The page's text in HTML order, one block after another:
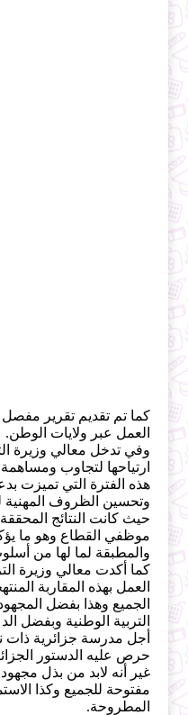
كما تم تقديم تقرير
العمل عبر ولايات الوطن.
وفي تدخل معالي وزيرة
ارتياحها لتجاوب
هذه الفترة التي تميزت
وتحسين الظروف المهنية
حيث كانت النتائج
موظفي القطاع وهو ما
والمطبقة لما لها من
كما أكدت معالي وزيرة
العمل بهذه المقاربة
الجميع وهذا بفضل
التربية الوطنية وبفضل
أجل مدرسة جزائرية ذات
حرص عليه الدستور
غير أنه لابد من بذل
مفتوحة للجميع وكذا
المطروحة.